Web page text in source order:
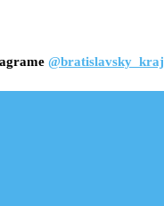
@bratislavsky_kraj